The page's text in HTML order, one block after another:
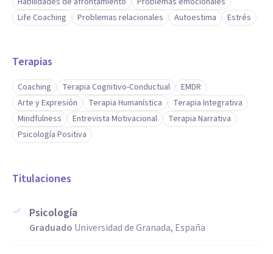
Life Coaching
Problemas relacionales Autoestima Estrés
Terapias
Coaching Terapia Cognitivo-Conductual
EMDR
Arte y Expresión
Terapia Humanística
Terapia Integrativa
Mindfulness
Entrevista Motivacional
Terapia Narrativa
Psicología Positiva
Titulaciones
Psicología
Graduado Universidad de Granada, España